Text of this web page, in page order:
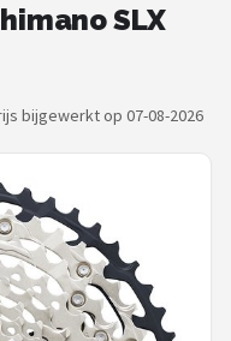
SLX
bijgewerkt op 07-08-2026